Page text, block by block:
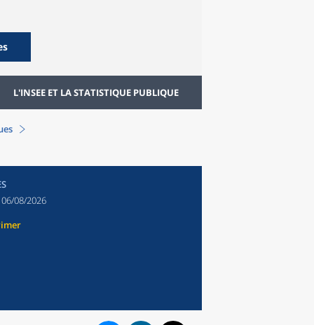
L'INSEE ET LA STATISTIQUE PUBLIQUE
06/08/2026